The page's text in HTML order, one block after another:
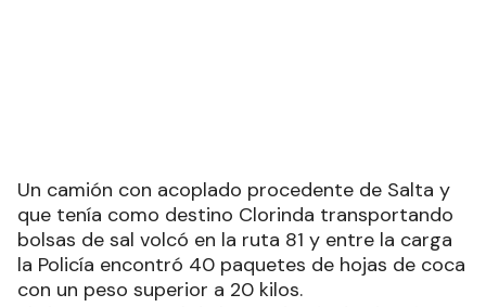
Un camión con acoplado procedente de Salta y
que tenía como destino Clorinda transportando
bolsas de sal volcó en la ruta 81 y entre la carga
la Policía encontró 40 paquetes de hojas de coca
con un peso superior a 20 kilos.